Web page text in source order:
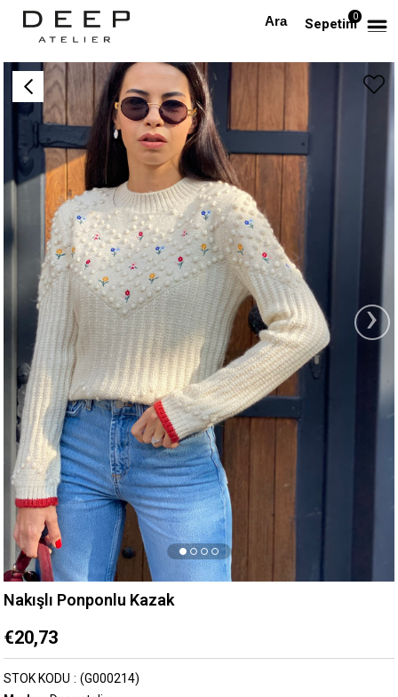
Sepetim0
Anasayfa Nakışlı Ponponlu Kazak
›
Nakışlı Ponponlu Kazak
€20,73
(G000214)
STOK KODU